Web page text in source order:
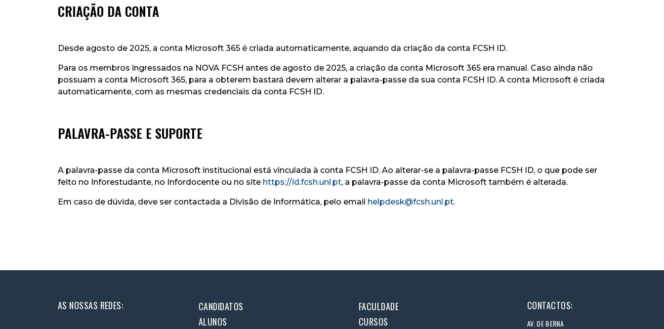
CRIAÇÃO DA CONTA
Desde agosto de 2025, a conta Microsoft 365 é criada automaticamente, aquando da criação da conta FCSH ID.
Para os membros ingressados na NOVA FCSH antes de agosto de 2025, a criação da conta Microsoft 365 era manual. Caso ainda não
possuam a conta Microsoft 365, para a obterem bastará devem alterar a palavra-passe da sua conta FCSH ID. A conta Microsoft é criada
automaticamente, com as mesmas credenciais da conta FCSH ID.
PALAVRA-PASSE E SUPORTE
A palavra-passe da conta Microsoft institucional está vinculada à conta FCSH ID. Ao alterar-se a palavra-passe FCSH ID, o que pode ser
feito no Inforestudante, no Infordocente ou no site https://id.fcsh.unl.pt, a palavra-passe da conta Microsoft também é alterada.
Em caso de dúvida, deve ser contactada a Divisão de Informática, pelo email helpdesk@fcsh.unl.pt.
AS NOSSAS REDES: CANDIDATOS
FACULDADE
ALUNOS
CURSOS
CONTACTOS:
AV. DE BERNA